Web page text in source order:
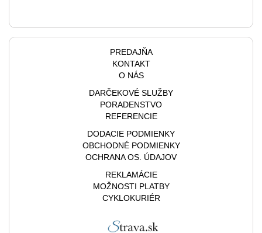
PREDAJŇA
KONTAKT
O NÁS
DARČEKOVÉ SLUŽBY
PORADENSTVO
REFERENCIE
DODACIE PODMIENKY
OBCHODNÉ PODMIENKY
OCHRANA OS. ÚDAJOV
REKLAMÁCIE
MOŽNOSTI PLATBY
CYKLOKURIÉR